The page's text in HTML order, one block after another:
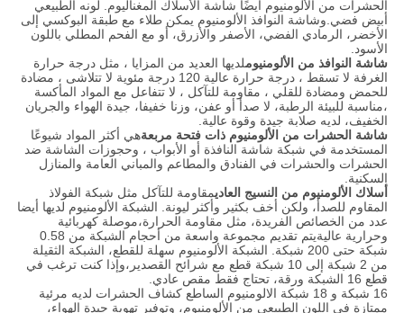
الحشرات من الألومنيوم أيضًا شاشة الأسلاك المغناليوم. لونه الطبيعي
أبيض فضي.وشاشة النوافذ الألومنيوم يمكن طلاء مع طبقة البوكسي إلى
الأخضر، الرمادي الفضي، الأصفر والأزرق، أو مع الفحم المطلي باللون
الأسود.
شاشة النوافذ من الألومنيوملديها العديد من المزايا ، مثل درجة حرارة
الغرفة لا تسقط ، درجة حرارة عالية 120 درجة مئوية لا تتلاشى ، مضادة
للحمض ومضادة للقلي ، مقاومة للتآكل ، لا تتفاعل مع المواد المأكسة
،مناسبة للبيئة الرطبة، لا صدأ أو عفن، وزنا خفيفا، جيدة الهواء والجريان
الخفيف، لديه صلابة جيدة وقوة عالية.
شاشة الحشرات من الألومنيوم ذات فتحة مربعةهي أكثر المواد شيوعًا
المستخدمة في شبكة شاشة النافذة أو الأبواب ، وحجوزات الشاشة ضد
الحشرات والحشرات في الفنادق والمطاعم والمباني العامة والمنازل
السكنية.
أسلاك الألومنيوم من النسيج العاديمقاومة للتآكل مثل شبكة الفولاذ
المقاوم للصدأ، ولكن أخف بكثير وأكثر ليونة. الشبكة الألومنيوم لديها أيضا
عدد من الخصائص الفريدة، مثل مقاومة الحرارة،موصلة كهربائية
وحرارية عاليةيتم تقديم مجموعة واسعة من أحجام الشبكة من 0.58
شبكة حتى 200 شبكة. الشبكة الألومنيوم سهلة للقطع، الشبكة الثقيلة
من 2 شبكة إلى 10 شبكة قطع مع شرائح القصدير،وإذا كنت ترغب في
قطع 16 الشبكة ورقة، تحتاج فقط مقص عادي.
16 شبكة و 18 شبكة الالومنيوم الساطع كشاف الحشرات لديه مرئية
ممتازة في اللون الطبيعي من الألومنيوم، وتوفير تهوية جيدة الهواء،